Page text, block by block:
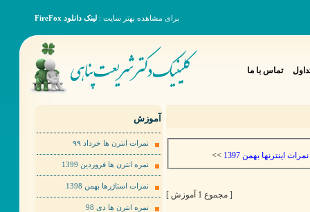
برای مشاهده بهتر سایت : لینک دانلود FireFox
تماس با ما
نمرات اینترنها بهمن 1397 >>
[ مجموع 1 آموزش ]
آموزش
نمرات انترن ها خرداد ٩٩
نمره انترن ها فروردین 1399
نمرات استاژرها بهمن 1398
نمره انترن ها دی 98